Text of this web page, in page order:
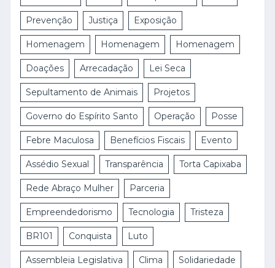
Prevenção Justiça Exposição
Homenagem Homenagem Homenagem
Doações Arrecadação Lei Seca
Sepultamento de Animais Projetos
Governo do Espírito Santo Operação Posse
Febre Maculosa Benefícios Fiscais Evento
Assédio Sexual Transparência Torta Capixaba
Rede Abraço Mulher Parceria
Empreendedorismo Tecnologia Tristeza
BR101 Conquista Luto
Assembleia Legislativa Clima Solidariedade